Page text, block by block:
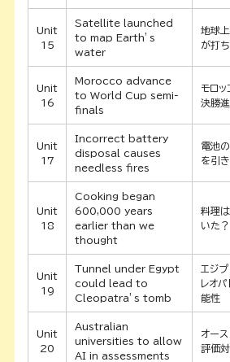
Unit
15
Satellite launched
to map Earth’s
water
地球
が打
Unit
16
Morocco advance
to World Cup semi-
finals
モロッ
決勝
Unit
17
Incorrect battery
disposal causes
needless fires
電池
を引
Unit
18
Cooking began
600,000 years
earlier than we
thought
料理
いた？
Unit
19
Tunnel under Egypt
could lead to
Cleopatra’s tomb
エジプ
レオ
能性
Unit
20
Australian
universities to allow
AI in assessments
オー
評価